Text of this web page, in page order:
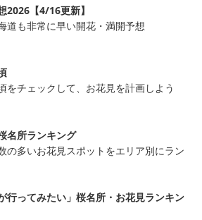
2026【4/16更新】
道も非常に早い開花・満開予想
をチェックして、お花見を計画しよう
名所ランキング
の多いお花見スポットをエリア別にラン
行ってみたい」桜名所・お花見ランキン